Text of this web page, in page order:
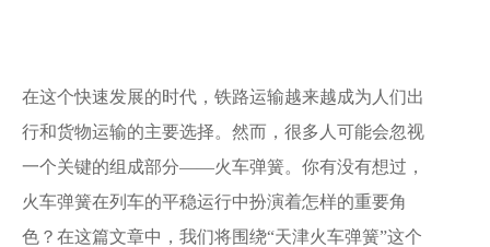
在这个快速发展的时代，铁路运输越来越成为人们出
行和货物运输的主要选择。然而，很多人可能会忽视
一个关键的组成部分——火车弹簧。你有没有想过，
火车弹簧在列车的平稳运行中扮演着怎样的重要角
色？在这篇文章中，我们将围绕“天津火车弹簧”这个